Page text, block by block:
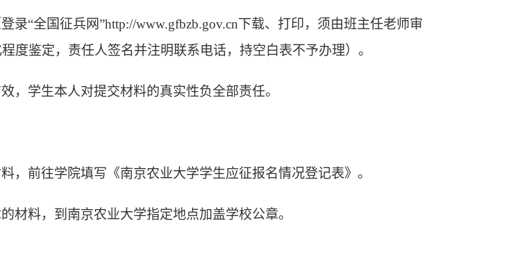
录“全国征兵网”http://www.gfbzb.gov.cn下载、打印，须由班主任老师审
度鉴定，责任人签名并注明联系电话，持空白表不予办理）。
，学生本人对提交材料的真实性负全部责任。
，前往学院填写《南京农业大学学生应征报名情况登记表》。
材料，到南京农业大学指定地点加盖学校公章。